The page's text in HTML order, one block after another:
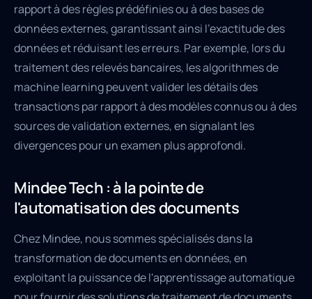
rapport à des règles prédéfinies ou à des bases de
données externes, garantissant ainsi l'exactitude des
données et réduisant les erreurs. Par exemple, lors du
traitement des relevés bancaires, les algorithmes de
machine learning peuvent valider les détails des
transactions par rapport à des modèles connus ou à des
sources de validation externes, en signalant les
divergences pour un examen plus approfondi.
Mindee Tech : à la pointe de
l'automatisation des documents
Chez Mindee, nous sommes spécialisés dans la
transformation de documents en données, en
exploitant la puissance de l'apprentissage automatique